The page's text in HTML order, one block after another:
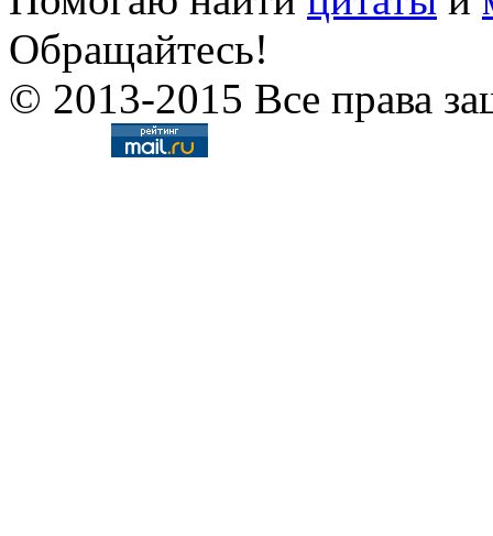
Обращайтесь!
© 2013-2015 Все права